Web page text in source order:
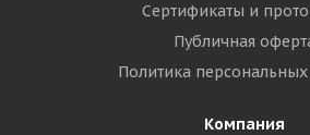
Сертификаты и
Публичная
Политика
Компания